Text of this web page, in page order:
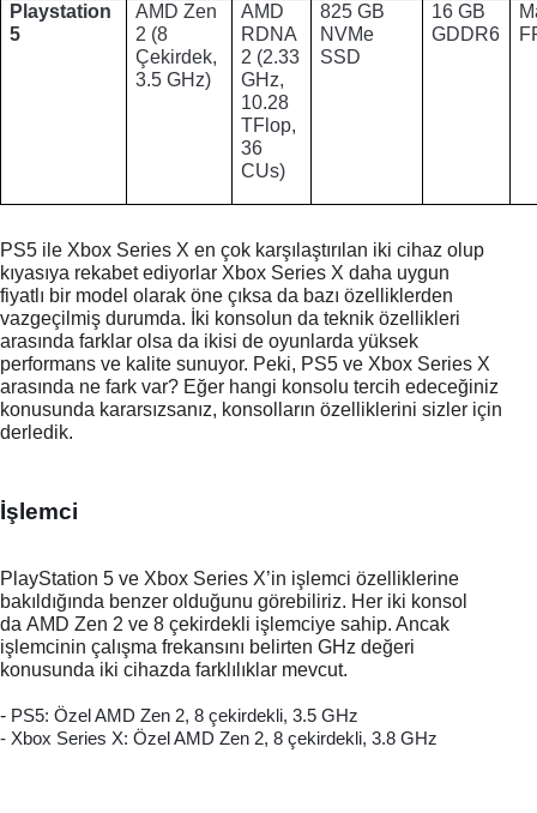
Playstation
5
AMD Zen
2 (8
Çekirdek,
3.5 GHz)
AMD
RDNA
2 (2.33
GHz,
10.28
TFlop,
36
CUs)
825 GB
NVMe
SSD
16 GB
GDDR6
PS5 ile Xbox Series X en çok karşılaştırılan iki cihaz olup
kıyasıya rekabet ediyorlar Xbox Series X daha uygun
fiyatlı bir model olarak öne çıksa da bazı özelliklerden
vazgeçilmiş durumda. İki konsolun da teknik özellikleri
arasında farklar olsa da ikisi de oyunlarda yüksek
performans ve kalite sunuyor. Peki, PS5 ve Xbox Series X
arasında ne fark var? Eğer hangi konsolu tercih edeceğiniz
konusunda kararsızsanız, konsolların özelliklerini sizler için
derledik.
İşlemci
PlayStation 5 ve Xbox Series X’in işlemci özelliklerine
bakıldığında benzer olduğunu görebiliriz. Her iki konsol
da AMD Zen 2 ve 8 çekirdekli işlemciye sahip. Ancak
işlemcinin çalışma frekansını belirten GHz değeri
konusunda iki cihazda farklılıklar mevcut.
- PS5: Özel AMD Zen 2, 8 çekirdekli, 3.5 GHz
- Xbox Series X: Özel AMD Zen 2, 8 çekirdekli, 3.8 GHz